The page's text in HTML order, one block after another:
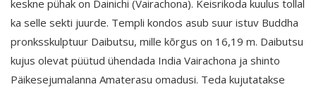
keskne pühak on Dainichi (Vairachona). Keisrikoda kuulus tollal
ka selle sekti juurde. Templi kondos asub suur istuv Buddha
pronksskulptuur Daibutsu, mille kõrgus on 16,19 m. Daibutsu
kujus olevat püütud ühendada India Vairachona ja shinto
Päikesejumalanna Amaterasu omadusi. Teda kujutatakse